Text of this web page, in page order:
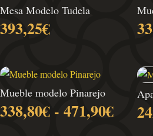
Mesa Modelo Tudela
393,25€
Mueble modelo Pinarejo
338,80€ - 471,90€